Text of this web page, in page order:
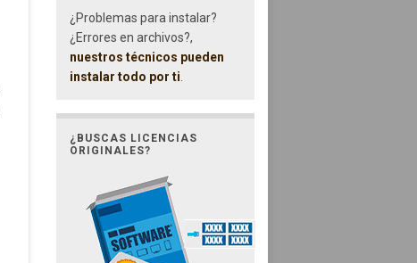
¿Problemas para instalar?
¿Errores en archivos?,
nuestros técnicos pueden
instalar todo por ti
¿BUSCAS LICENCIAS
ORIGINALES?